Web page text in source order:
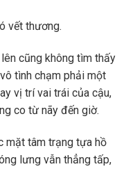
vết thương.
cũng không tìm thấy
tình chạm phải một
vị trí vai trái của cậu,
co từ nãy đến giờ.
mặt tâm trạng tựa hồ
lưng vẫn thẳng tấp,